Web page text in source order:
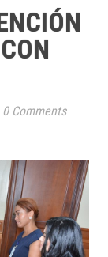
0 Comments